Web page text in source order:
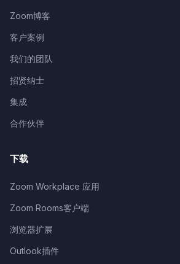
Zoom博客
客户案例
我们的团队
招贤纳士
集成
合作伙伴
下载
Zoom Workplace 应用
Zoom Rooms客户端
浏览器扩展
Outlook插件